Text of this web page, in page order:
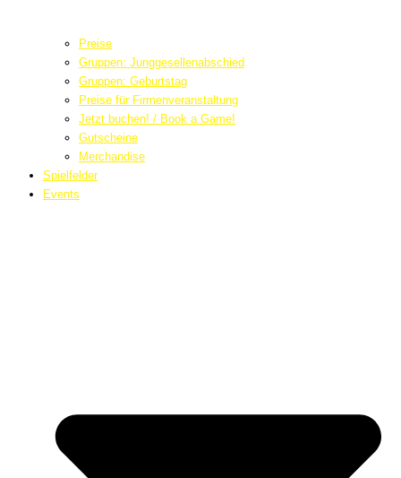
Preise
Gruppen: Junggesellenabschied
Gruppen: Geburtstag
Preise für Firmenveranstaltung
Jetzt buchen! / Book a Game!
Gutscheine
Merchandise
Spielfelder
Events